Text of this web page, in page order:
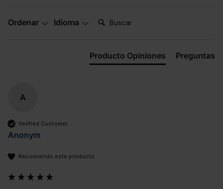
Ordenar Idioma Buscar:
Producto Opiniones Preguntas
A
Verified Customer
Anonym
Recomiendo este producto